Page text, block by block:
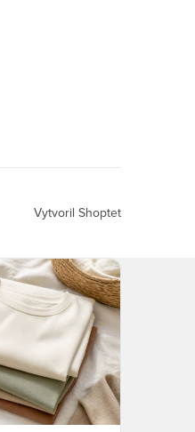
Vytvoril Shoptet